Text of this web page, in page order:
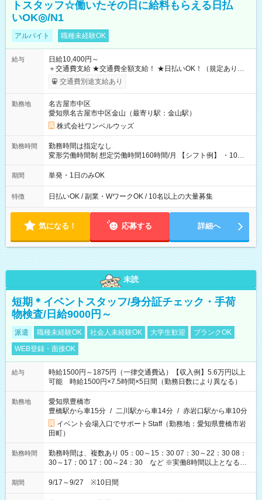
トスタッフ☆働いたその日に給料もらえる日払
いOK◎/N1
アルバイト 職種未経験OK
給与
日給10,400円～
＋交通費支給 ★交通費全額支給！ ★日払いOK！（規定あり） ┗
働いたその日に現金GET♪ お仕事後はコンビニATMから 日払
交通費別途支給あり
勤務地
名古屋市中区
愛知県名古屋市中区金山（最寄り駅：金山駅）
株式会社ワンベルウッズ
勤務時間
勤務時間は指定なし
変形労働時間制 想定労働時間160時間/月 【シフト例】 ・10：
00～20：00
期間 単発・1日のみOK
特徴 日払いOK / 副業・WワークOK / 10名以上の大量募集
気になる！ 応募する 詳細へ
未読
短期＊イベントスタッフ/身分証チェック・手荷
物検査/日給9000円～
派遣 職種未経験OK 社会人未経験OK 大学生歓迎
ブランクOK
WEB登録・面接OK
給与
時給1500円～1875円（一律交通費込）【収入例】5.6万円以上
可能 時給1500円×7.5時間×5日間（勤務日数により異なる）
勤務地
愛知県豊橋市
豊橋駅から車15分 / 二川駅から車14分 / 赤岩口駅から車10分
イベント会場入口でサポートStaff（勤務地：愛知県豊橋市岩
田町）
勤務時間
勤務時間は、複数あり 05：00～15：30 07：30～22：30 08：
30～17：00 17：00～24：30 など ※実働8時間以上となる勤
務もあります。 【休憩】60分+他休憩あり 交替で取得します。
安全面に配慮しこまめな休憩があります。
期間 9/17～9/27 ※10日間